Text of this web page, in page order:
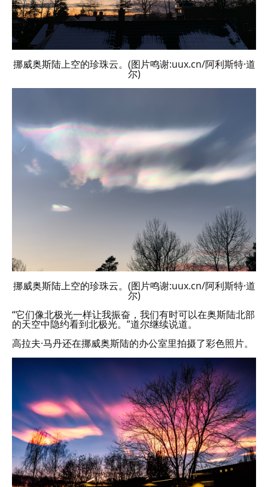
挪威奥斯陆上空的珍珠云。(图片鸣谢:uux.cn/阿利斯特·道
尔)
挪威奥斯陆上空的珍珠云。(图片鸣谢:uux.cn/阿利斯特·道
尔)
“它们像北极光一样让我振奋，我们有时可以在奥斯陆北部
的天空中隐约看到北极光。”道尔继续说道。
高拉夫·马丹还在挪威奥斯陆的办公室里拍摄了彩色照片。